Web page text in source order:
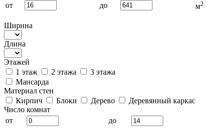
от
до м2
Ширина
Длина
Этажей
1 этаж
2 этажа
3 этажа
Мансарда
Материал стен
Кирпич
Блоки Дерево
Деревянный каркас
Число комнат
от
до